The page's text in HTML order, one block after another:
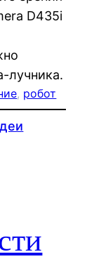
D435i
лучника.
, робот